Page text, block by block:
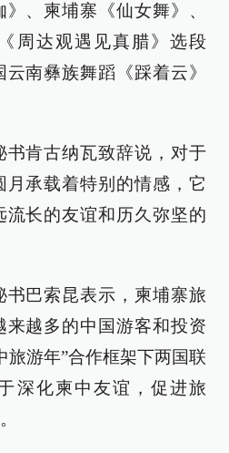
、柬埔寨《仙女舞》、
周达观遇见真腊》选段
云南彝族舞蹈《踩着云》
书肯古纳瓦致辞说，对于
月承载着特别的情感，它
流长的友谊和历久弥坚的
书巴索昆表示，柬埔寨旅
越多的中国游客和投资
旅游年”合作框架下两国联
深化柬中友谊，促进旅